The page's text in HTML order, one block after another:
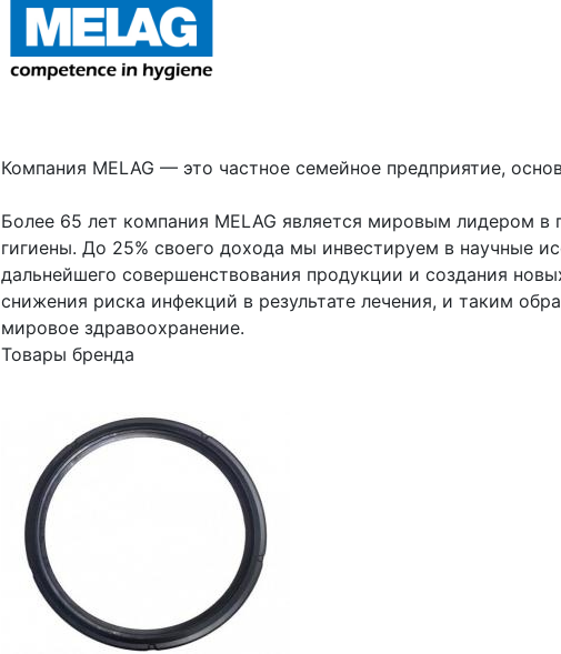
Компания MELAG — это частное семейное предприятие,
Более 65 лет компания MELAG является мировым лидером в
гигиены. До 25% своего дохода мы инвестируем в научные
дальнейшего совершенствования продукции и создания
снижения риска инфекций в результате лечения, и таким
мировое здравоохранение.
Товары бренда